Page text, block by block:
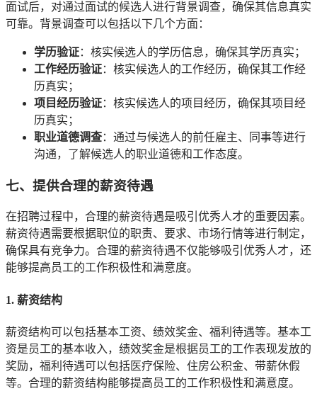
面试后，对通过面试的候选人进行背景调查，确保其信息真实
可靠。背景调查可以包括以下几个方面：
学历验证：核实候选人的学历信息，确保其学历真实；
工作经历验证：核实候选人的工作经历，确保其工作经
历真实；
项目经历验证：核实候选人的项目经历，确保其项目经
历真实；
职业道德调查：通过与候选人的前任雇主、同事等进行
沟通，了解候选人的职业道德和工作态度。
七、提供合理的薪资待遇
在招聘过程中，合理的薪资待遇是吸引优秀人才的重要因素。
薪资待遇需要根据职位的职责、要求、市场行情等进行制定，
确保具有竞争力。合理的薪资待遇不仅能够吸引优秀人才，还
能够提高员工的工作积极性和满意度。
1. 薪资结构
薪资结构可以包括基本工资、绩效奖金、福利待遇等。基本工
资是员工的基本收入，绩效奖金是根据员工的工作表现发放的
奖励，福利待遇可以包括医疗保险、住房公积金、带薪休假
等。合理的薪资结构能够提高员工的工作积极性和满意度。